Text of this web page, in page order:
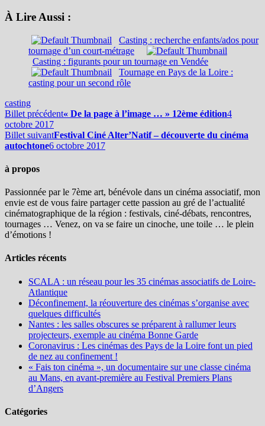
À Lire Aussi :
Casting : recherche enfants/ados pour
tournage d’un court-métrage
Casting : figurants pour un tournage en Vendée
Tournage en Pays de la Loire :
casting pour un second rôle
casting
Billet précédent« De la page à l’image … » 12ème édition4
octobre 2017
Billet suivantFestival Ciné Alter’Natif – découverte du cinéma
autochtone6 octobre 2017
à propos
Passionnée par le 7ème art, bénévole dans un cinéma associatif, mon
envie est de vous faire partager cette passion au gré de l’actualité
cinématographique de la région : festivals, ciné-débats, rencontres,
tournages … Venez, on va se faire un cinoche, une toile … le plein
d’émotions !
Articles récents
SCALA : un réseau pour les 35 cinémas associatifs de Loire-
Atlantique
Déconfinement, la réouverture des cinémas s’organise avec
quelques difficultés
Nantes : les salles obscures se préparent à rallumer leurs
projecteurs, exemple au cinéma Bonne Garde
Coronavirus : Les cinémas des Pays de la Loire font un pied
de nez au confinement !
« Fais ton cinéma », un documentaire sur une classe cinéma
au Mans, en avant-première au Festival Premiers Plans
d’Angers
Catégories